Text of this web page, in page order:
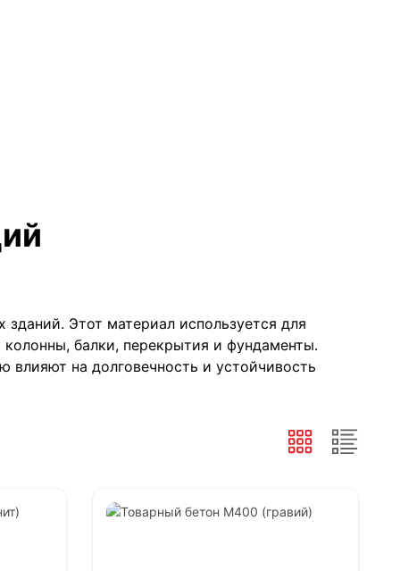
Этот материал используется для
балки, перекрытия и фундаменты.
влияют на долговечность и устойчивость